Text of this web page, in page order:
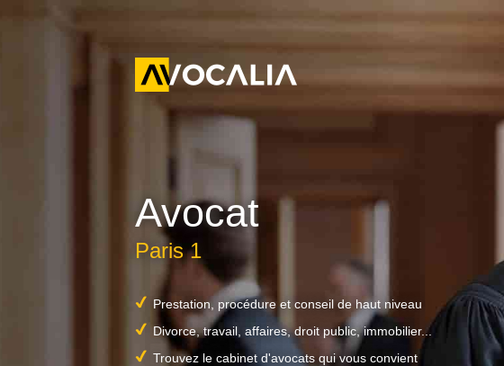
Avocat
Paris 1
Prestation, procédure et conseil de haut niveau
Divorce, travail, affaires, droit public, immobilier...
Trouvez le cabinet d'avocats qui vous convient